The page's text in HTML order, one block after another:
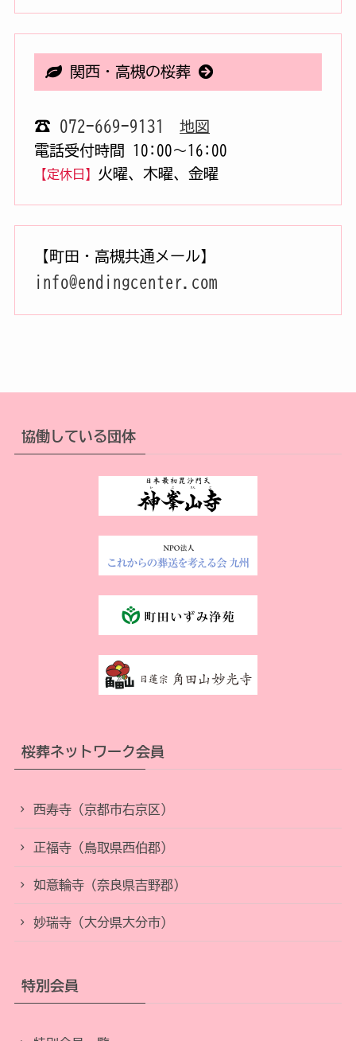
関西・高槻の桜葬
☎ 072-669-9131
地図
電話受付時間 10:00〜16:00
【定休日】 火曜、木曜、金曜
【町田・高槻共通メール】
info@endingcenter.com
協働している団体
桜葬ネットワーク会員
西寿寺（京都市右京区）
正福寺（鳥取県西伯郡）
如意輪寺（奈良県吉野郡）
妙瑞寺（大分県大分市）
特別会員